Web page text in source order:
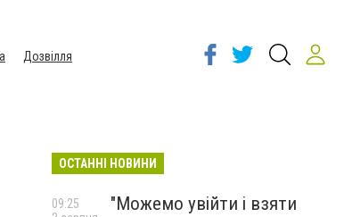
Дозвілля
ОСТАННІ НОВИНИ
"Можемо увійти і взяти
09:25